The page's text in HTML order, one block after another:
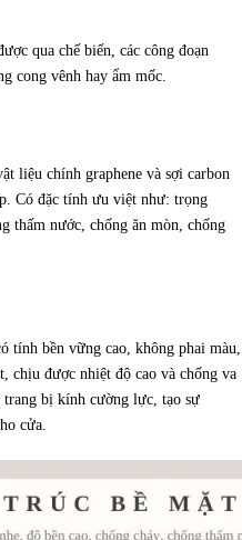
qua chế biến, các công đoạn
cong vênh hay ẩm mốc.
liệu chính graphene và sợi carbon
Có đặc tính ưu việt như: trọng
thấm nước, chống ăn mòn, chống
tính bền vững cao, không phai màu,
chịu được nhiệt độ cao và chống va
trang bị kính cường lực, tạo sự
cửa.